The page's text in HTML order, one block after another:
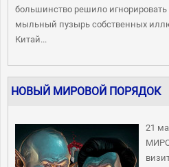
большинство решило игнорировать
мыльный пузырь собственных
Китай...
НОВЫЙ МИРОВОЙ ПОРЯДОК
21